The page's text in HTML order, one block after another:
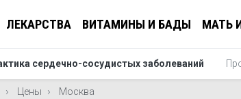
ЛЕКАРСТВА ВИТАМИНЫ И БАДЫ МАТЬ
сердечно-сосудистых заболеваний
Цены Москва